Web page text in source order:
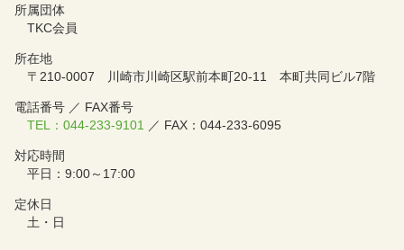
所属団体
TKC会員
所在地
〒210-0007 川崎市川崎区駅前本町20-11 本町共同ビル7階
電話番号 ／ FAX番号
TEL：044-233-9101 ／ FAX：044-233-6095
対応時間
平日：9:00～17:00
定休日
土・日